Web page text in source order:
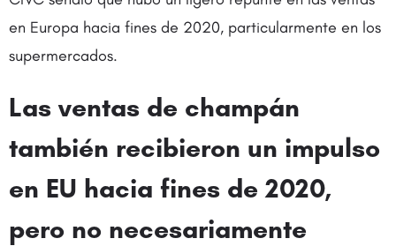
en Europa hacia fines de 2020, particularmente en los
supermercados.
Las ventas de champán
también recibieron un impulso
en EU hacia fines de 2020,
pero no necesariamente